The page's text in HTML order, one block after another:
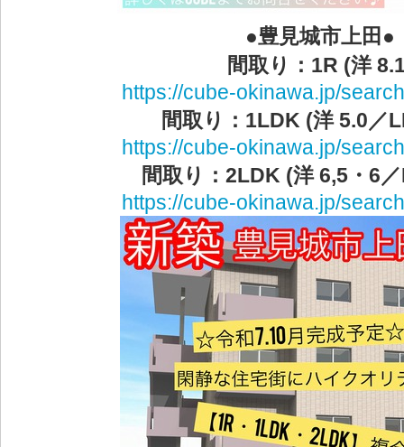
●豊見城市上田●
間取り：1R (洋
https://cube-okinawa.jp/
間取り：1LDK (洋 5.0／
https://cube-okinawa.jp/
間取り：2LDK (洋 6,5・6
https://cube-okinawa.jp/